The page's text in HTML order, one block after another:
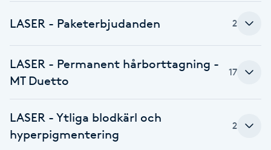
Färgning
Föning
G
Gel naglar
LASER - Paketerbjudanden 2
LASER - Permanent hårborttagning -
MT Duetto
17
LASER - Ytliga blodkärl och
hyperpigmentering
2